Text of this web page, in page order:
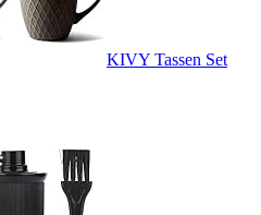
KIVY Tassen Set